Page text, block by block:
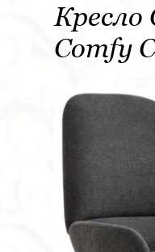
Кресло
Comfy